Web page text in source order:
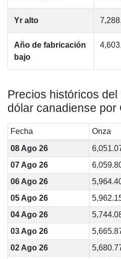
Yr alto
Año de fabricación
bajo
Precios históricos
dólar canadiense por
Fecha Onza
08 Ago 26
07 Ago 26
06 Ago 26
05 Ago 26
04 Ago 26
03 Ago 26
02 Ago 26